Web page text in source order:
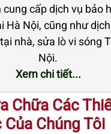
cung cấp dịch vụ bảo
Hà Nội, cũng như
nhà, sửa lò vi sóng
Nội.
Xem chi tiết...
Chữa Các
Của Chúng Tôi